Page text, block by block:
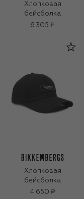
Хлопковая
бейсболка
6 305 ₽
Хлопковая
бейсболка
4 650 ₽